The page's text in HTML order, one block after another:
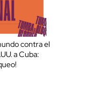
contra el
a Cuba: